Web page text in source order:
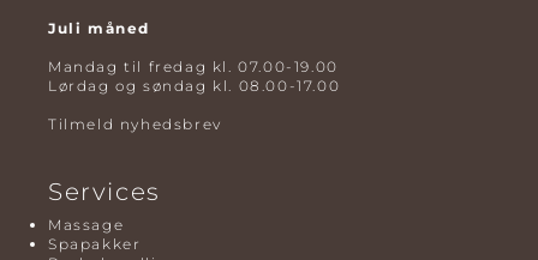
Juli måned
Mandag til fredag kl. 07.00-19.00
Lørdag og søndag kl. 08.00-17.00
Tilmeld nyhedsbrev
Services
Massage
Spapakker